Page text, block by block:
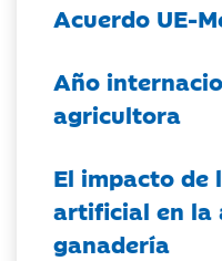
Acuerdo UE-
Año
agricultora
El impacto de
artificial en la
ganadería